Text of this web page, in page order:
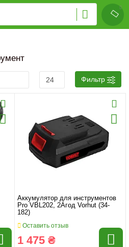
Фильтр
Аккумулятор для инструментов
Pro VBL202, 2Aгод Vorhut (34-
182)
Оставить отзыв
1 475 ₴